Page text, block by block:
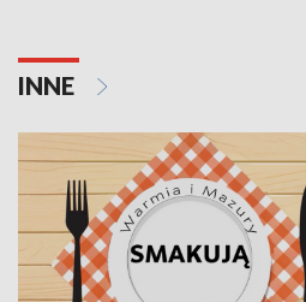
INNE